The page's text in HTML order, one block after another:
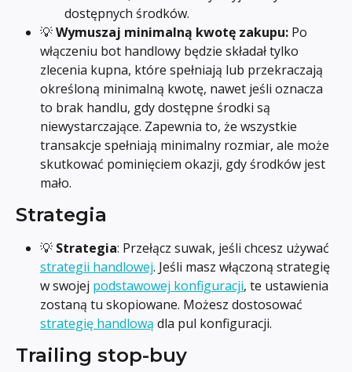
dostępnych środków.
💡 Wymuszaj minimalną kwotę zakupu: Po
włączeniu bot handlowy będzie składał tylko
zlecenia kupna, które spełniają lub przekraczają
określoną minimalną kwotę, nawet jeśli oznacza
to brak handlu, gdy dostępne środki są
niewystarczające. Zapewnia to, że wszystkie
transakcje spełniają minimalny rozmiar, ale może
skutkować pominięciem okazji, gdy środków jest
mało.
Strategia
💡 Strategia: Przełącz suwak, jeśli chcesz używać
strategii handlowej. Jeśli masz włączoną strategię
w swojej podstawowej konfiguracji, te ustawienia
zostaną tu skopiowane. Możesz dostosować
strategię handlową dla pul konfiguracji.
Trailing stop-buy